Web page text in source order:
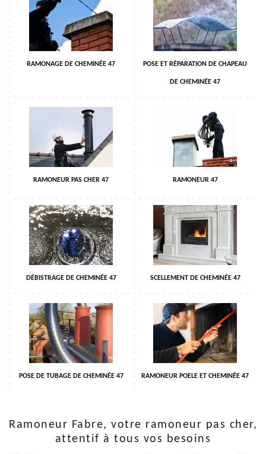
RAMONAGE DE CHEMINÉE 47 POSE ET RÉPARATION DE CHAPEAU
DE CHEMINÉE 47
RAMONEUR PAS CHER 47 RAMONEUR 47
DÉBISTRAGE DE CHEMINÉE 47 SCELLEMENT DE CHEMINÉE 47
POSE DE TUBAGE DE CHEMINÉE 47 RAMONEUR POELE ET CHEMINÉE 47
Ramoneur Fabre, votre ramoneur pas cher,
attentif à tous vos besoins